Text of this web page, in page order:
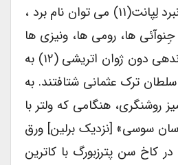
داشت. علاوه برآن، از نبرد لِپانت(۱۱) می توان نام برد ،
ها، رومی ها، ونیزی ها
و اسپانیائی ها با فرماندهی دون ژوان اتریشی (۱۲) به
ترک عثمانی شتافتند. به
روشنگری، هنگامی که ولتر با
سوسی» [نزدیک برلین] ورق
کاخ سن پترزبورگ با کاترین